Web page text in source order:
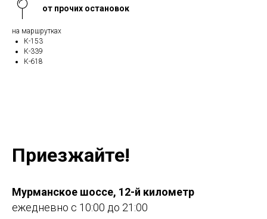
от прочих остановок
на маршрутках
К-153
К-339
К-618
Приезжайте!
Мурманское шоссе, 12-й километр
ежедневно с 10:00 до 21:00